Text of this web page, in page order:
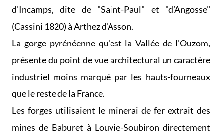
d’Incamps, dite de "Saint-Paul" et "d’Angosse"
(Cassini 1820) à Arthez d'Asson.
La gorge pyrénéenne qu’est la Vallée de l’Ouzom,
présente du point de vue architectural un caractère
industriel moins marqué par les hauts-fourneaux
que le reste de la France.
Les forges utilisaient le minerai de fer extrait des
mines de Baburet à Louvie-Soubiron directement